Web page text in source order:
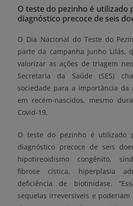
O teste do pezinho é utilizado
diagnóstico precoce de seis
O Dia Nacional do Teste do
parte da campanha Junho Lilás,
valorizar as ações de triagem
Secretaria da Saúde (SES)
sociedade para a importância da
em recém-nascidos, mesmo
Covid-19.
O teste do pezinho é utilizado
diagnóstico precoce de seis
hipotireoidismo congênito,
fibrose cística, hiperplasia
deficiência de biotinidase.
sequelas irreversíveis e